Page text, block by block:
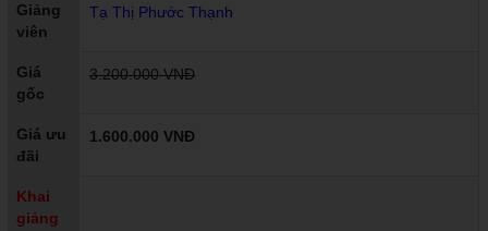
Giảng
viên
Tạ Thị Phước Thạnh
Giá
gốc
3.200.000 VNĐ
Giá ưu
đãi
1.600.000 VNĐ
Khai
giảng